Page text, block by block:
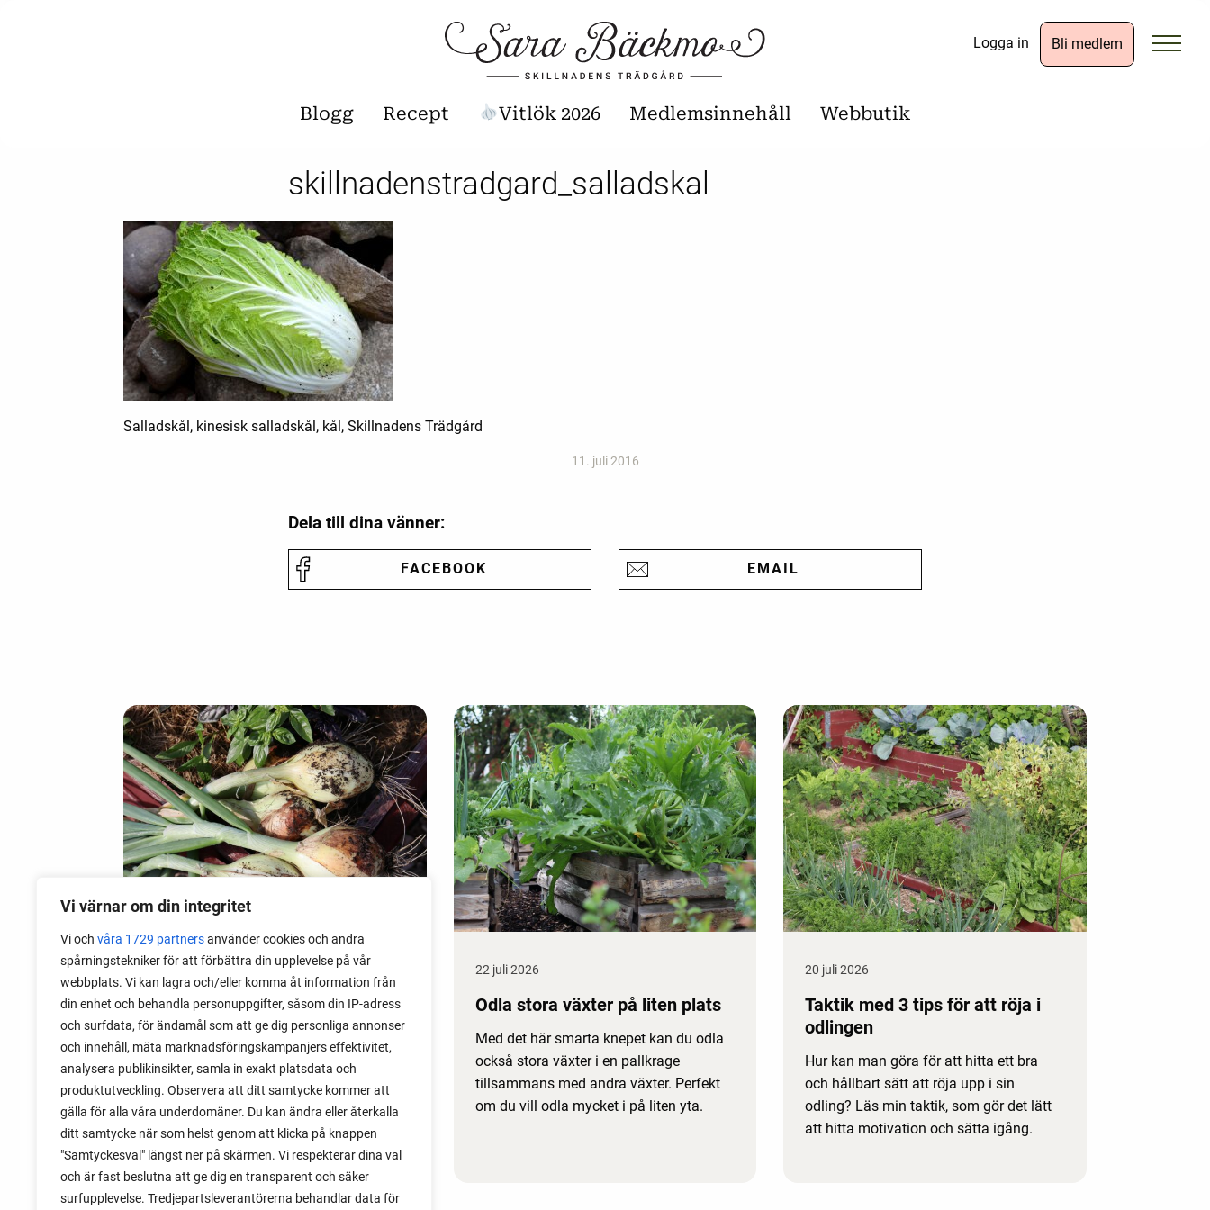
Vi värnar om din integritet
Vi och våra 1729 partnersanvänder cookies och andra
spårningstekniker för att förbättra din upplevelse på vår
webbplats. Vi kan lagra och/eller komma åt information från
din enhet och behandla personuppgifter, såsom din IP-adress
och surfdata, för ändamål som att ge dig personliga annonser
och innehåll, mäta marknadsföringskampanjers effektivitet,
analysera publikinsikter, samla in exakt platsdata och
produktutveckling. Observera att ditt samtycke kommer att
gälla för alla våra underdomäner. Du kan ändra eller återkalla
ditt samtycke när som helst genom att klicka på knappen
"Samtyckesval" längst ner på skärmen. Vi respekterar dina val
och är fast beslutna att ge dig en transparent och säker
surfupplevelse. Tredjepartsleverantörerna behandlar data för
Logga in Bli medlem
Blogg Recept Vitlök 2026 Medlemsinnehåll Webbutik
skillnadenstradgard_salladskal
Salladskål, kinesisk salladskål, kål, Skillnadens Trädgård
11. juli 2016
Dela till dina vänner:
FACEBOOK EMAIL
28 juli 2026
Odla lök från frö - Stor skörd
Det är lätt att lyckas med lök från frö.
Följ min sådd under säsongen och få
tips om hur du sår, skolar om, planterar
och skördar egen lök.
22 juli 2026
Odla stora växter på liten plats
Med det här smarta knepet kan du odla
också stora växter i en pallkrage
tillsammans med andra växter. Perfekt
om du vill odla mycket i på liten yta.
20 juli 2026
Taktik med 3 tips för att röja i
odlingen
Hur kan man göra för att hitta ett bra
och hållbart sätt att röja upp i sin
odling? Läs min taktik, som gör det lätt
att hitta motivation och sätta igång.